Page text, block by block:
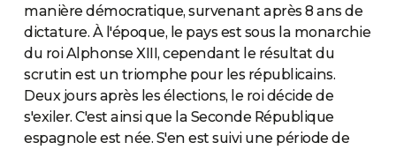
manière démocratique, survenant après 8 ans de
dictature. À l'époque, le pays est sous la monarchie
du roi Alphonse XIII, cependant le résultat du
scrutin est un triomphe pour les républicains.
Deux jours après les élections, le roi décide de
s'exiler. C'est ainsi que la Seconde République
espagnole est née. S'en est suivi une période de